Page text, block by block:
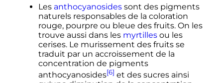
Les anthocyanosidessont des pigments
naturels responsables de la coloration
rouge, pourpre ou bleue des fruits. On les
trouve aussi dans les myrtillesou les
cerises. Le murissement des fruits se
traduit par un accroissement de la
concentration de pigments
anthocyanosides[6] et des sucres ainsi